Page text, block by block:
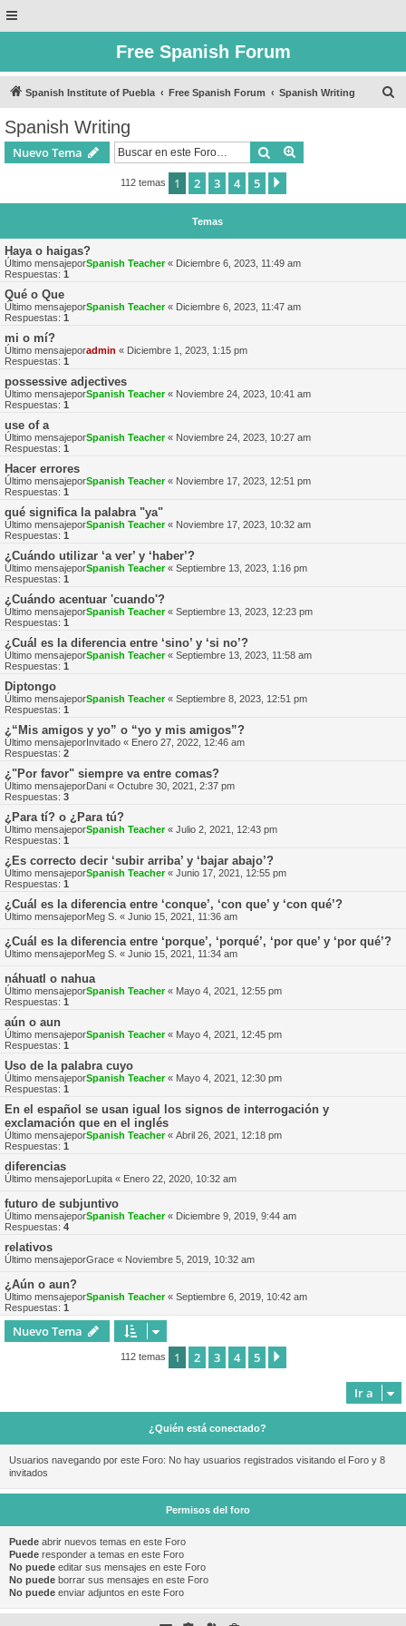
Free Spanish Forum
Spanish Institute of Puebla Free Spanish Forum Spanish Writing
Spanish Writing
Nuevo Tema Buscar
112 temas 1 2 3 4 5
Temas
Haya o haigas?
Último mensajeporSpanish Teacher« Diciembre 6, 2023, 11:49 am
Respuestas: 1
Qué o Que
Último mensajeporSpanish Teacher« Diciembre 6, 2023, 11:47 am
Respuestas: 1
mi o mí?
Último mensajeporadmin « Diciembre 1, 2023, 1:15 pm
Respuestas: 1
possessive adjectives
Último mensajeporSpanish Teacher« Noviembre 24, 2023, 10:41 am
Respuestas: 1
use of a
Último mensajeporSpanish Teacher« Noviembre 24, 2023, 10:27 am
Respuestas: 1
Hacer errores
Último mensajeporSpanish Teacher« Noviembre 17, 2023, 12:51 pm
Respuestas: 1
qué significa la palabra "ya"
Último mensajeporSpanish Teacher« Noviembre 17, 2023, 10:32 am
Respuestas: 1
¿Cuándo utilizar ‘a ver’ y ‘haber’?
Último mensajeporSpanish Teacher« Septiembre 13, 2023, 1:16 pm
Respuestas: 1
¿Cuándo acentuar 'cuando'?
Último mensajeporSpanish Teacher« Septiembre 13, 2023, 12:23 pm
Respuestas: 1
¿Cuál es la diferencia entre ‘sino’ y ‘si no’?
Último mensajeporSpanish Teacher« Septiembre 13, 2023, 11:58 am
Respuestas: 1
Diptongo
Último mensajeporSpanish Teacher« Septiembre 8, 2023, 12:51 pm
Respuestas: 1
¿“Mis amigos y yo” o “yo y mis amigos”?
Último mensajeporInvitado « Enero 27, 2022, 12:46 am
Respuestas: 2
¿"Por favor" siempre va entre comas?
Último mensajeporDani « Octubre 30, 2021, 2:37 pm
Respuestas: 3
¿Para tí? o ¿Para tú?
Último mensajeporSpanish Teacher« Julio 2, 2021, 12:43 pm
Respuestas: 1
¿Es correcto decir ‘subir arriba’ y ‘bajar abajo’?
Último mensajeporSpanish Teacher« Junio 17, 2021, 12:55 pm
Respuestas: 1
¿Cuál es la diferencia entre ‘conque’, ‘con que’ y ‘con qué’?
Último mensajeporMeg S. « Junio 15, 2021, 11:36 am
¿Cuál es la diferencia entre ‘porque’, ‘porqué’, ‘por que’ y ‘por qué’?
Último mensajeporMeg S. « Junio 15, 2021, 11:34 am
náhuatl o nahua
Último mensajeporSpanish Teacher« Mayo 4, 2021, 12:55 pm
Respuestas: 1
aún o aun
Último mensajeporSpanish Teacher« Mayo 4, 2021, 12:45 pm
Respuestas: 1
Uso de la palabra cuyo
Último mensajeporSpanish Teacher« Mayo 4, 2021, 12:30 pm
Respuestas: 1
En el español se usan igual los signos de interrogación y
exclamación que en el inglés
Último mensajeporSpanish Teacher« Abril 26, 2021, 12:18 pm
Respuestas: 1
diferencias
Último mensajeporLupita « Enero 22, 2020, 10:32 am
futuro de subjuntivo
Último mensajeporSpanish Teacher« Diciembre 9, 2019, 9:44 am
Respuestas: 4
relativos
Último mensajeporGrace « Noviembre 5, 2019, 10:32 am
¿Aún o aun?
Último mensajeporSpanish Teacher« Septiembre 6, 2019, 10:42 am
Respuestas: 1
Nuevo Tema
112 temas 1 2 3 4 5
Ir a
¿Quién está conectado?
Usuarios navegando por este Foro: No hay usuarios registrados visitando el Foro y 8
invitados
Permisos del foro
Puede abrir nuevos temas en este Foro
Puede responder a temas en este Foro
No puede editar sus mensajes en este Foro
No puede borrar sus mensajes en este Foro
No puede enviar adjuntos en este Foro